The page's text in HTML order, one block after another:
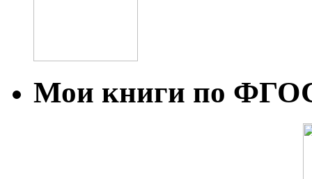
Мои книги по